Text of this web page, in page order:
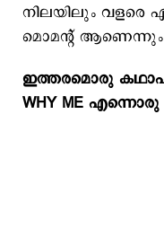
നിലയിലും വളരെ
മൊമന്റ് ആണെന്നും
ഇത്തരമൊരു
WHY ME